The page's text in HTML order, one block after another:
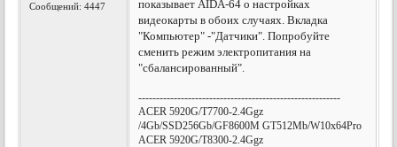
Сообщений: 4447
показывает AIDA-64 о настройках
видеокарты в обоих случаях. Вкладка
"Компьютер" -"Датчики". Попробуйте
сменить режим электропитания на
"сбалансированный".
---------------------------------------------------------
ACER 5920G/T7700-2.4Ggz
/4Gb/SSD256Gb/GF8600M GT512Mb/W10x64Pro
ACER 5920G/T8300-2.4Ggz